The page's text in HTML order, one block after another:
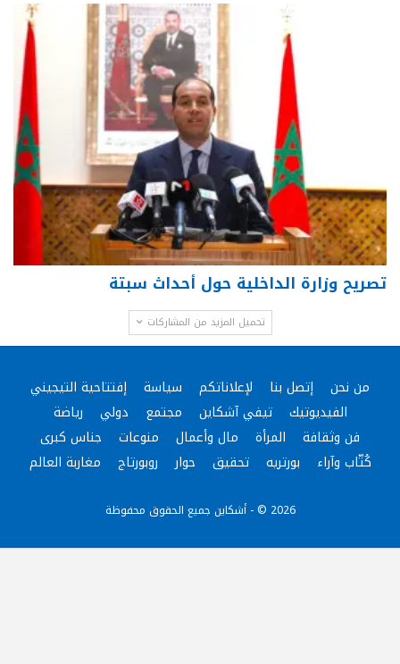
تصريح وزارة الداخلية حول أحداث سبتة
تحميل المزيد من المشاركات
من نحن إتصل بنا لإعلاناتكم سياسة
إفتتاحية التيجيني
الفيديوتيك
تيفي آشكاين مجتمع دولي
رياضة
فن وثقافة
المرأة مال وأعمال منوعات
جناس كبرى
كُتّاب وآراء
بورتريه تحقيق حوار روبورتاج مغاربة العالم
2026 © - أشكاين جميع الحقوق محفوظة